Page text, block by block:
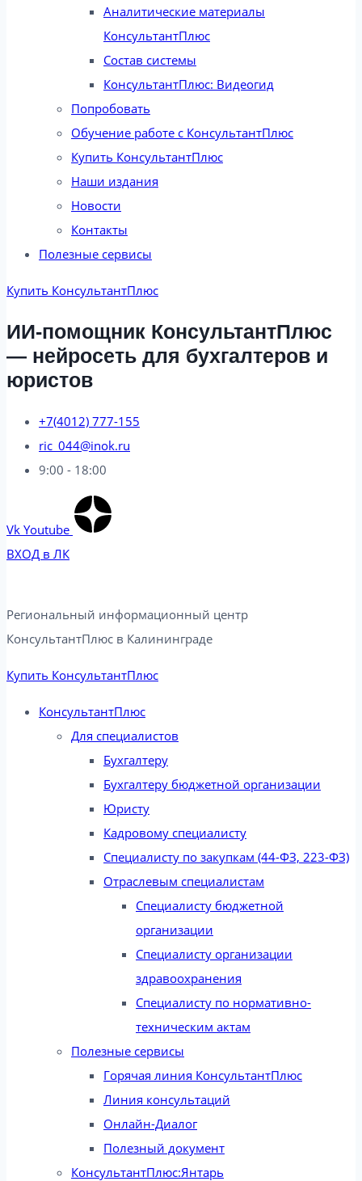
Аналитические материалы
КонсультантПлюс
Состав системы
КонсультантПлюс: Видеогид
Попробовать
Обучение работе с КонсультантПлюс
Купить КонсультантПлюс
Наши издания
Новости
Контакты
Полезные сервисы
Купить КонсультантПлюс
ИИ-помощник КонсультантПлюс
— нейросеть для бухгалтеров и
юристов
+7(4012) 777-155
ric_044@inok.ru
9:00 - 18:00
Vk Youtube
ВХОД в ЛК
Региональный информационный центр
КонсультантПлюс в Калининграде​
Купить КонсультантПлюс
КонсультантПлюс
Для специалистов
Бухгалтеру
Бухгалтеру бюджетной организации
Юристу
Кадровому специалисту
Специалисту по закупкам (44-ФЗ, 223-ФЗ)
Отраслевым специалистам
Специалисту бюджетной
организации
Специалисту организации
здравоохранения
Специалисту по нормативно-
техническим актам
Полезные сервисы
Горячая линия КонсультантПлюс
Линия консультаций
Онлайн-Диалог
Полезный документ
КонсультантПлюс:Янтарь